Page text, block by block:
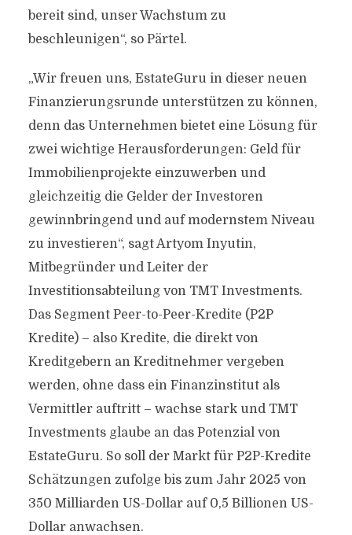
bereit sind, unser Wachstum zu
beschleunigen“, so Pärtel.
„Wir freuen uns, EstateGuru in dieser neuen
Finanzierungsrunde unterstützen zu können,
denn das Unternehmen bietet eine Lösung für
zwei wichtige Herausforderungen: Geld für
Immobilienprojekte einzuwerben und
gleichzeitig die Gelder der Investoren
gewinnbringend und auf modernstem Niveau
zu investieren“, sagt Artyom Inyutin,
Mitbegründer und Leiter der
Investitionsabteilung von TMT Investments.
Das Segment Peer-to-Peer-Kredite (P2P
Kredite) – also Kredite, die direkt von
Kreditgebern an Kreditnehmer vergeben
werden, ohne dass ein Finanzinstitut als
Vermittler auftritt – wachse stark und TMT
Investments glaube an das Potenzial von
EstateGuru. So soll der Markt für P2P-Kredite
Schätzungen zufolge bis zum Jahr 2025 von
350 Milliarden US-Dollar auf 0,5 Billionen US-
Dollar anwachsen.